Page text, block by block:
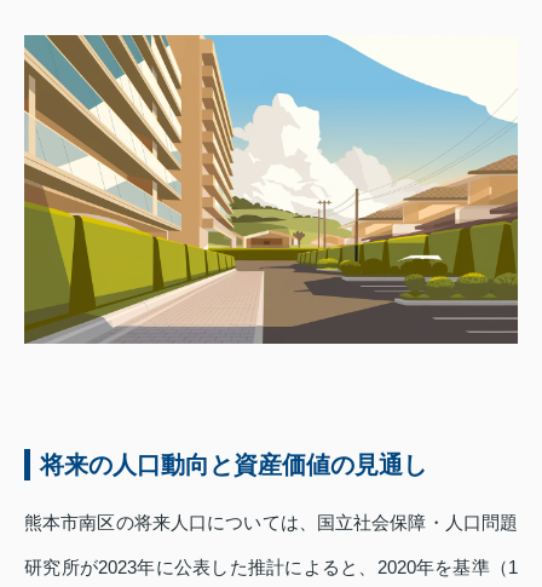
将来の人口動向と資産価値の見通し
熊本市南区の将来人口については、国立社会保障・人口問題
研究所が2023年に公表した推計によると、2020年を基準（1